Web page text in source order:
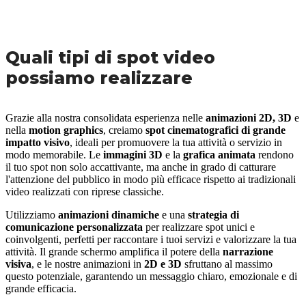
Quali tipi di spot video
possiamo realizzare
Grazie alla nostra consolidata esperienza nelle animazioni 2D, 3D e
nella motion graphics, creiamo spot cinematografici di grande
impatto visivo, ideali per promuovere la tua attività o servizio in
modo memorabile. Le immagini 3D e la grafica animata rendono
il tuo spot non solo accattivante, ma anche in grado di catturare
l'attenzione del pubblico in modo più efficace rispetto ai tradizionali
video realizzati con riprese classiche.
Utilizziamo animazioni dinamiche e una strategia di
comunicazione personalizzata per realizzare spot unici e
coinvolgenti, perfetti per raccontare i tuoi servizi e valorizzare la tua
attività. Il grande schermo amplifica il potere della narrazione
visiva, e le nostre animazioni in 2D e 3D sfruttano al massimo
questo potenziale, garantendo un messaggio chiaro, emozionale e di
grande efficacia.